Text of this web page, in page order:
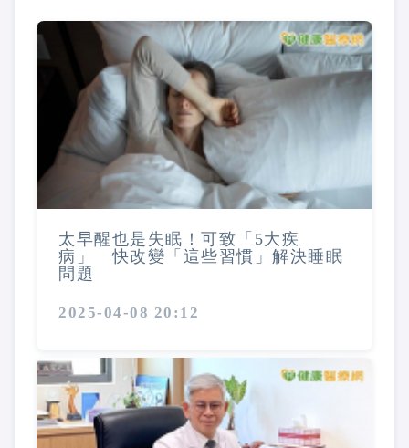
太早醒也是失眠！可致「5大疾
病」 快改變「這些習慣」解決睡眠
問題
2025-04-08 20:12